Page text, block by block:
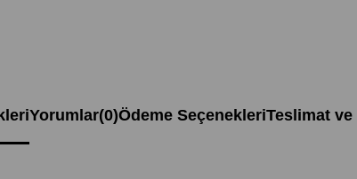
Yorumlar(0)Ödeme SeçenekleriTeslimat ve